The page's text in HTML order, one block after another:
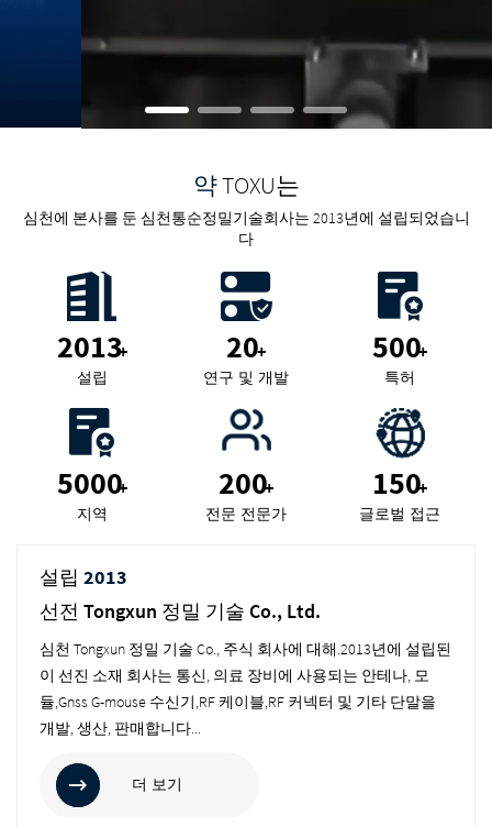
약TOXU는
심천에 본사를 둔 심천통순정밀기술회사는 2013년에 설립되었습니
다
2013+
설립
20+
연구 및 개발
500+
특허
5000+
지역
200+
전문 전문가
150+
글로벌 접근
설립 2013
선전 Tongxun 정밀 기술 Co., Ltd.
심천 Tongxun 정밀 기술 Co., 주식 회사에 대해.2013년에 설립된
이 선진 소재 회사는 통신, 의료 장비에 사용되는 안테나, 모
듈,Gnss G-mouse 수신기,RF 케이블,RF 커넥터 및 기타 단말을
개발, 생산, 판매합니다...
더 보기